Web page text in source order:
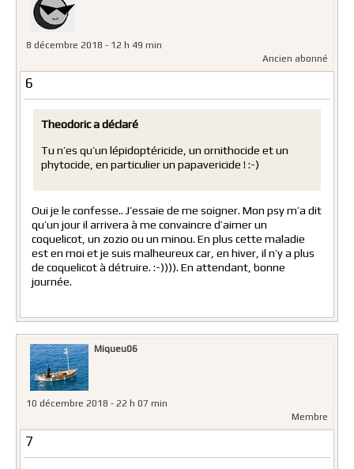
8 décembre 2018 - 12 h 49 min
Ancien abonné
6
Theodoric a déclaré
Tu n’es qu’un lépidoptéricide, un ornithocide et un
phytocide, en particulier un papavericide ! :-)
Oui je le confesse.. J’essaie de me soigner. Mon psy m’a dit
qu’un jour il arrivera à me convaincre d’aimer un
coquelicot, un zozio ou un minou. En plus cette maladie
est en moi et je suis malheureux car, en hiver, il n’y a plus
de coquelicot à détruire. :-)))). En attendant, bonne
journée.
Miqueu06
10 décembre 2018 - 22 h 07 min
Membre
7